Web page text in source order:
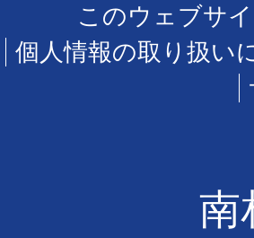
このウェブサ
個人情報の取り扱い
南